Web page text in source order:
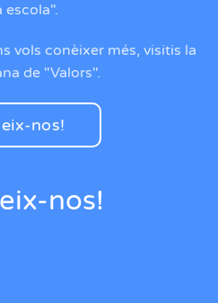
escola".
vols conèixer més, visitis la
de "Valors".
nos!
nos!